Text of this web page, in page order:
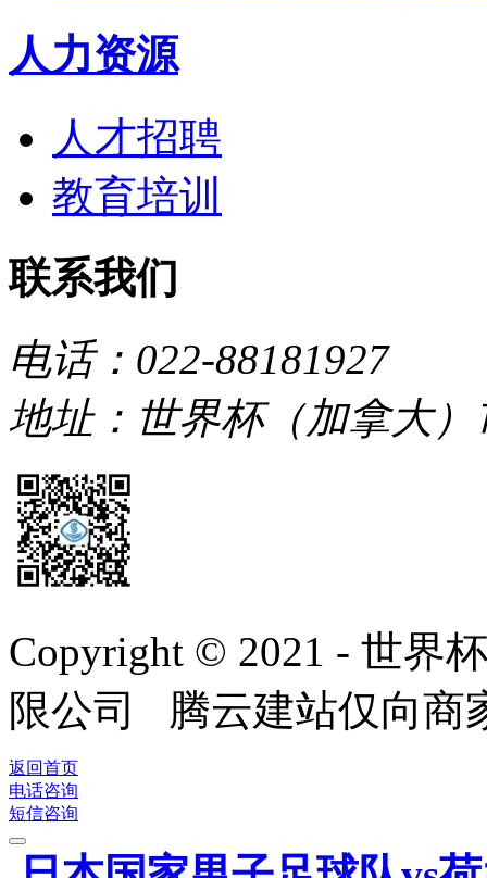
人力资源
人才招聘
教育培训
联系我们
电话：022-88181927
地址：世界杯（加拿大
Copyright © 2021 - 世界
限公司 腾云建站仅向商
返回首页
电话咨询
短信咨询